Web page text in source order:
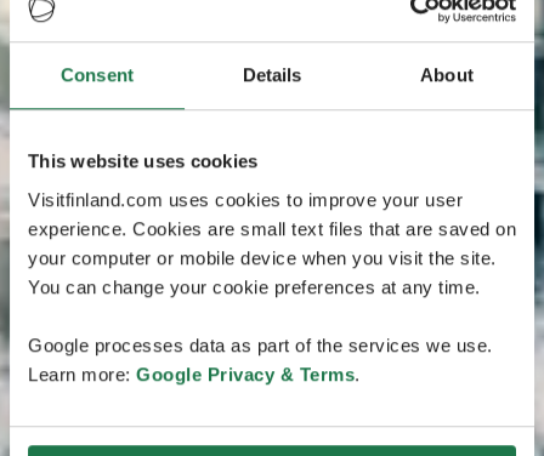
Consent Details About
This website uses cookies
Visitfinland.com uses cookies to improve your user
experience. Cookies are small text files that are saved on
your computer or mobile device when you visit the site.
You can change your cookie preferences at any time.
Google processes data as part of the services we use.
Learn more: Google Privacy & Terms.